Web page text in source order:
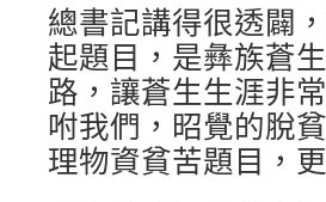
總書記講得很透闢
起題目，是彝族蒼
路，讓蒼生生涯非
咐我們，昭覺的脫
理物資貧苦題目，